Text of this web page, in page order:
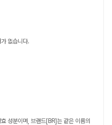
없습니다.
성분이며, 브랜드[BR]는 같은 이름의